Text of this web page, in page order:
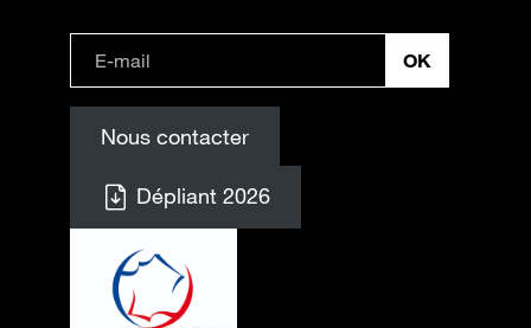
Nous contacter
Dépliant 2026